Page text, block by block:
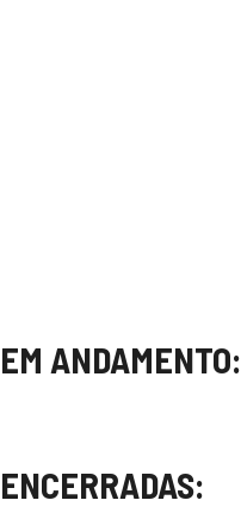
EM ANDAMENTO:
ENCERRADAS: